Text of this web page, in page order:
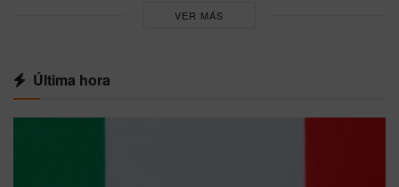
VER MÁS
Última hora